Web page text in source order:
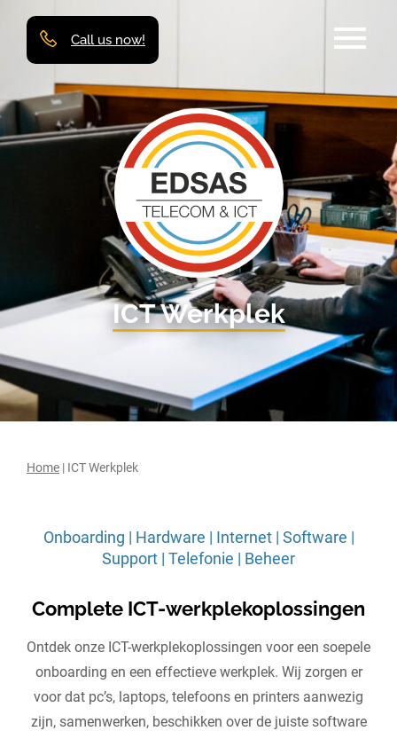
Call us now!
ICT Werkplek
Home | ICT Werkplek
Onboarding | Hardware | Internet | Software |
Support | Telefonie | Beheer
Complete ICT-werkplekoplossingen
Ontdek onze ICT-werkplekoplossingen voor een soepele
onboarding en een effectieve werkplek. Wij zorgen er
voor dat pc’s, laptops, telefoons en printers aanwezig
zijn, samenwerken, beschikken over de juiste software